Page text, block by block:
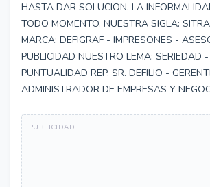
HASTA DAR SOLUCION. LA
TODO MOMENTO. NUESTRA SIGLA:
MARCA: DEFIGRAF - IMPRESONES -
PUBLICIDAD NUESTRO LEMA: SERIEDAD
PUNTUALIDAD REP. SR. DEFILIO -
ADMINISTRADOR DE EMPRESAS Y